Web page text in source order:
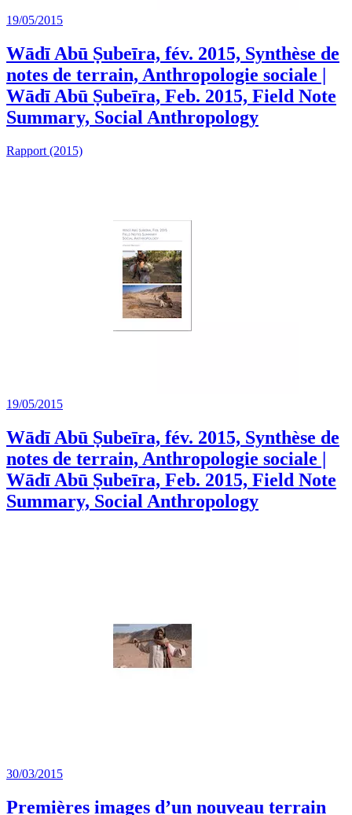
19/05/2015
Wādī Abū Ṣubeīra, fév. 2015, Synthèse de
notes de terrain, Anthropologie sociale |
Wādī Abū Ṣubeīra, Feb. 2015, Field Note
Summary, Social Anthropology
Rapport (2015)
19/05/2015
Wādī Abū Ṣubeīra, fév. 2015, Synthèse de
notes de terrain, Anthropologie sociale |
Wādī Abū Ṣubeīra, Feb. 2015, Field Note
Summary, Social Anthropology
30/03/2015
Premières images d’un nouveau terrain